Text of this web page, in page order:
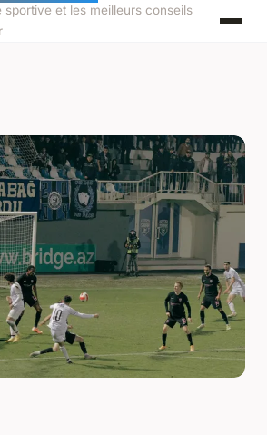
sportive et les meilleurs conseils